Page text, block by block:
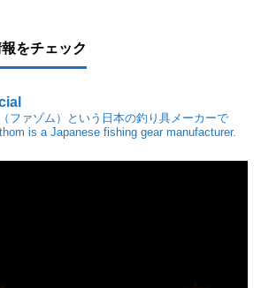
をチェック
ファゾム）という日本の釣り具メーカーで
is a Japanese fishing gear manufacturer.